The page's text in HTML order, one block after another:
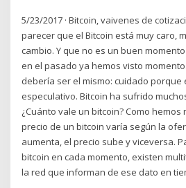
5/23/2017 · Bitcoin, vaivenes de
parecer que el Bitcoin está muy caro,
cambio. Y que no es un buen
en el pasado ya hemos visto
debería ser el mismo: cuidado porque
especulativo. Bitcoin ha sufrido
¿Cuánto vale un bitcoin? Como
precio de un bitcoin varía según la
aumenta, el precio sube y viceversa.
bitcoin en cada momento, existen
la red que informan de ese dato en